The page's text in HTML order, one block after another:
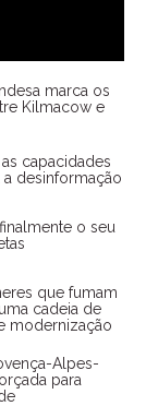
marca os
Kilmacow e
capacidades
desinformação
o seu
que fumam
cadeia de
modernização
Alpes-
para